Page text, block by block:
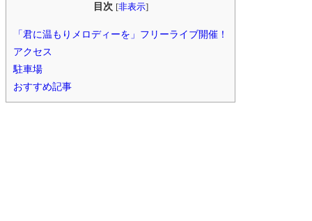
目次 [非表示]
「君に温もりメロディーを」フリーライブ開催！
アクセス
駐車場
おすすめ記事